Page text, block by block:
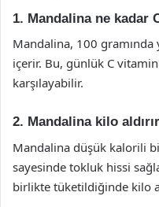
1. Mandalina ne kadar
Mandalina, 100 gramında
içerir. Bu, günlük C
karşılayabilir.
2. Mandalina kilo
Mandalina düşük kalorili
sayesinde tokluk hissi
birlikte tüketildiğinde kilo